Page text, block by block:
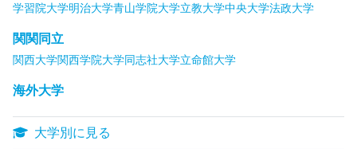
学習院大学明治大学青山学院大学立教大学中央大学法政大学
関関同立
関西大学関西学院大学同志社大学立命館大学
海外大学
大学別に見る